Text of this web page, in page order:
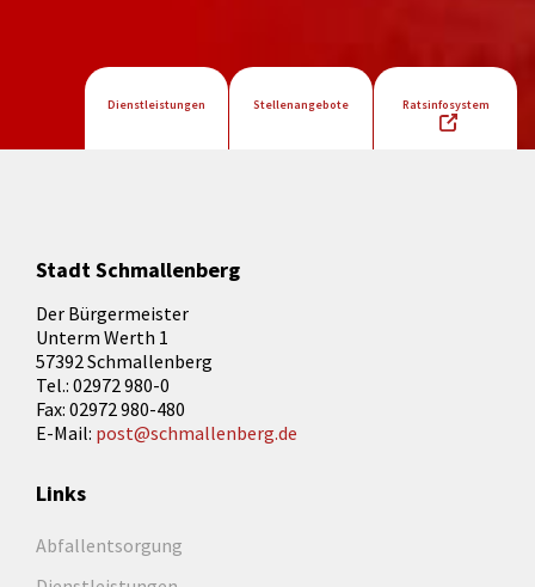
Dienstleistungen Stellenangebote Ratsinfosystem
Stadt Schmallenberg
Der Bürgermeister
Unterm Werth 1
57392 Schmallenberg
Tel.: 02972 980-0
Fax: 02972 980-480
E-Mail: post@schmallenberg.de
Links
Abfallentsorgung